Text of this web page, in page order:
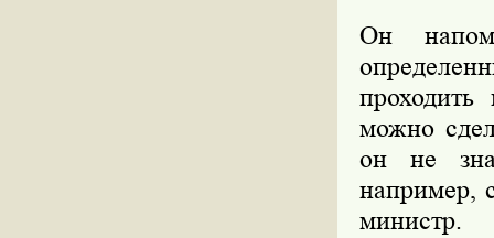
Он
можно
он не
например,
министр.